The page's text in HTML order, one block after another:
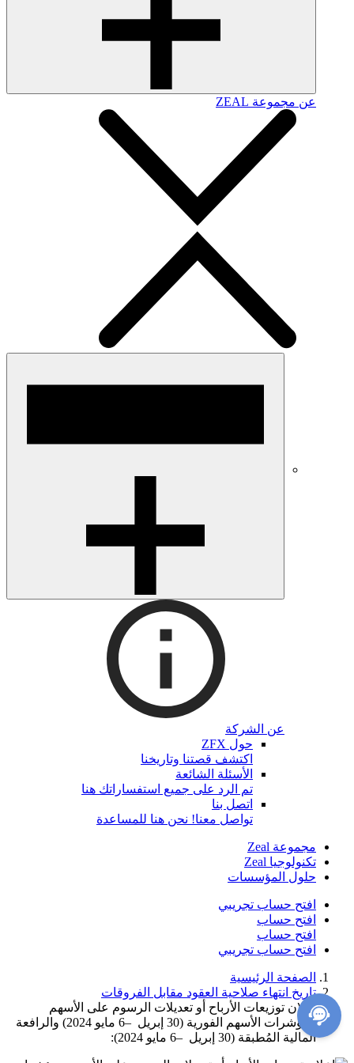
عن مجموعة ZEAL
عن الشركة
حول ZFX
اكتشف قصتنا وتاريخنا
الأسئلة الشائعة
تم الرد على جميع استفساراتك هنا
اتصل بنا
تواصل معنا! نحن هنا للمساعدة
مجموعة Zeal
تكنولوجيا Zeal
حلول المؤسسات
افتح حساب تجريبي
افتح حساب
افتح حساب
افتح حساب تجريبي
الصفحة الرئيسية
تاريخ انتهاء صلاحية العقود مقابل الفروقات
إعلان توزيعات الأرباح أو تعديلات الرسوم على الأسهم
ومؤشرات الأسهم الفورية (30 إبريل –6 مايو 2024) والرافعة
المالية المُطبقة (30 إبريل –6 مايو 2024):